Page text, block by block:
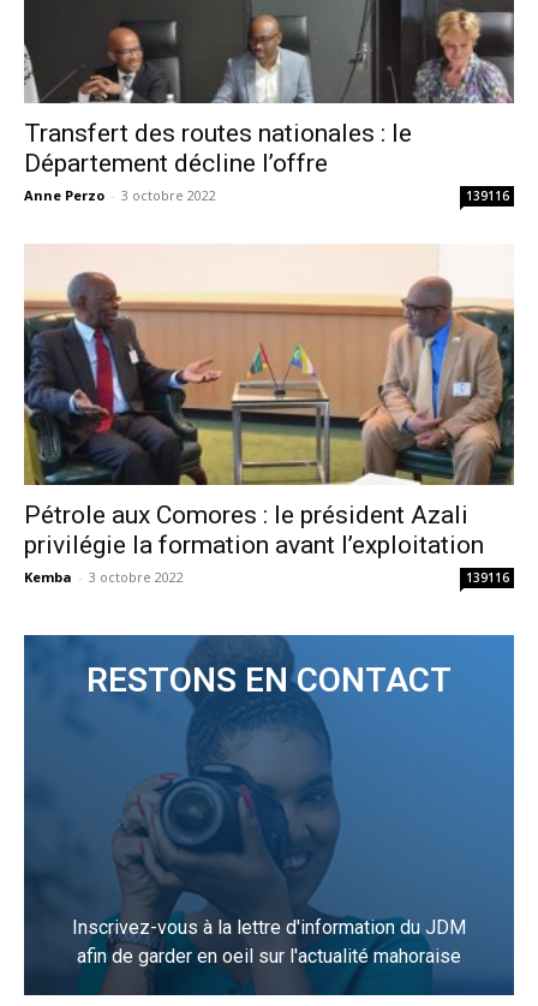
Transfert des routes nationales : le
Département décline l’offre
Anne Perzo - 3 octobre 2022 139116
Pétrole aux Comores : le président Azali
privilégie la formation avant l’exploitation
Kemba - 3 octobre 2022 139116
RESTONS EN CONTACT
Inscrivez-vous à la lettre d'information du JDM
afin de garder en oeil sur l'actualité mahoraise